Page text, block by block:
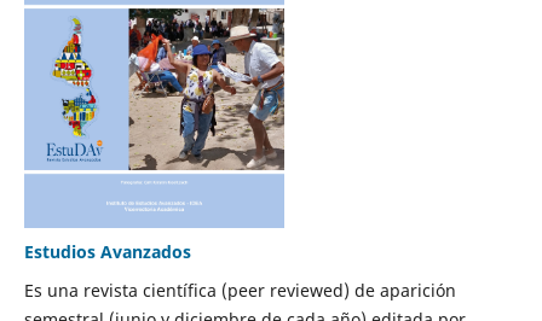
Estudios Avanzados
Es una revista científica (peer reviewed) de aparición